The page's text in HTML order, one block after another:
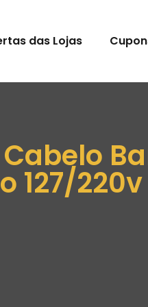
das Lojas
127/220v